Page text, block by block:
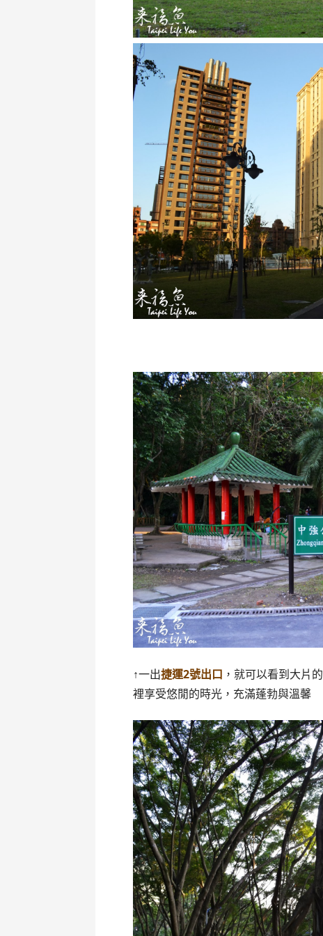
↑一出捷運2號出口 ，就可以看到大片的
裡享受悠閒的時光，充滿蓬勃與溫馨